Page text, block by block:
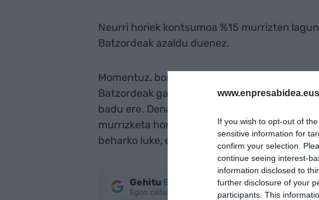
If you wish to opt-out of
sensitive information for
confirm your selection.
continue seeing interest-
information disclosed to
further disclosure of your
participants. This
Neurri horiek kontsumoa %15 murrizten
Batzordeak azaldu duenez.
Momentuz, borondatezkoa izango da neurria
Batzordeak gai izan dadin murrizketa hori
badu ere. Dena den, aurretik estatu kideekin
murrizketa horiek eta, alerta egoera
beharko luke, edo eskasia horniduran.
Gehitu EnpresaBIDEAGoogle-ren iturri
Egon zaitez azken berriekin informatuta